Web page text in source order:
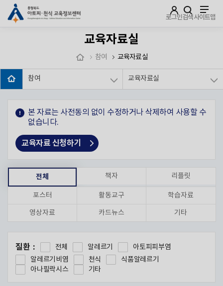
로그인검색사이트맵
교육자료실
참여 교육자료실
참여 교육자료실
본 자료는 사전동의 없이 수정하거나 삭제하여 사용할 수
없습니다.
교육자료 신청하기
전체 책자 리플릿
포스터 활동교구 학습자료
영상자료 카드뉴스 기타
질환 전체 알레르기
아토피피부염
알레르기비염
천식
식품알레르기
아나필락시스
기타